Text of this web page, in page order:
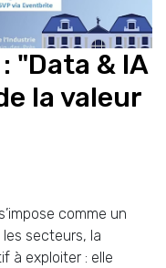
"Data & IA
la valeur
comme un
secteurs, la
à exploiter : elle